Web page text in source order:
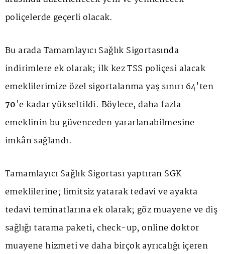
poliçelerde geçerli olacak.
Bu arada Tamamlayıcı Sağlık Sigortasında
indirimlere ek olarak; ilk kez TSS poliçesi alacak
emeklilerimize özel sigortalanma yaş sınırı 64'ten
70'e kadar yükseltildi. Böylece, daha fazla
emeklinin bu güvenceden yararlanabilmesine
imkân sağlandı.
Tamamlayıcı Sağlık Sigortası yaptıran SGK
emeklilerine; limitsiz yatarak tedavi ve ayakta
tedavi teminatlarına ek olarak; göz muayene ve diş
sağlığı tarama paketi, check-up, online doktor
muayene hizmeti ve daha birçok ayrıcalığı içeren